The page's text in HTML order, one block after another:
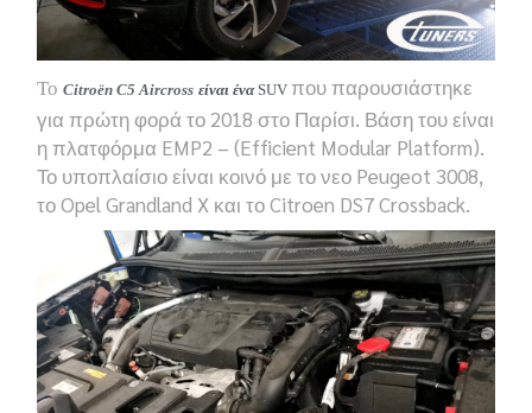
ΤοCitroën C5 Aircross είναι ένα SUVπου παρουσιάστηκε
για πρώτη φορά το 2018 στο Παρίσι. Βάση του είναι
η πλατφόρμα EMP2 – (Efficient Modular Platform).
Το υποπλαίσιο είναι κοινό με το νεο Peugeot 3008,
το Opel Grandland X και το Citroen DS7 Crossback.